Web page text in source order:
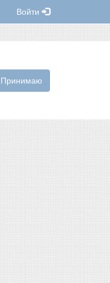
Войти
Принимаю